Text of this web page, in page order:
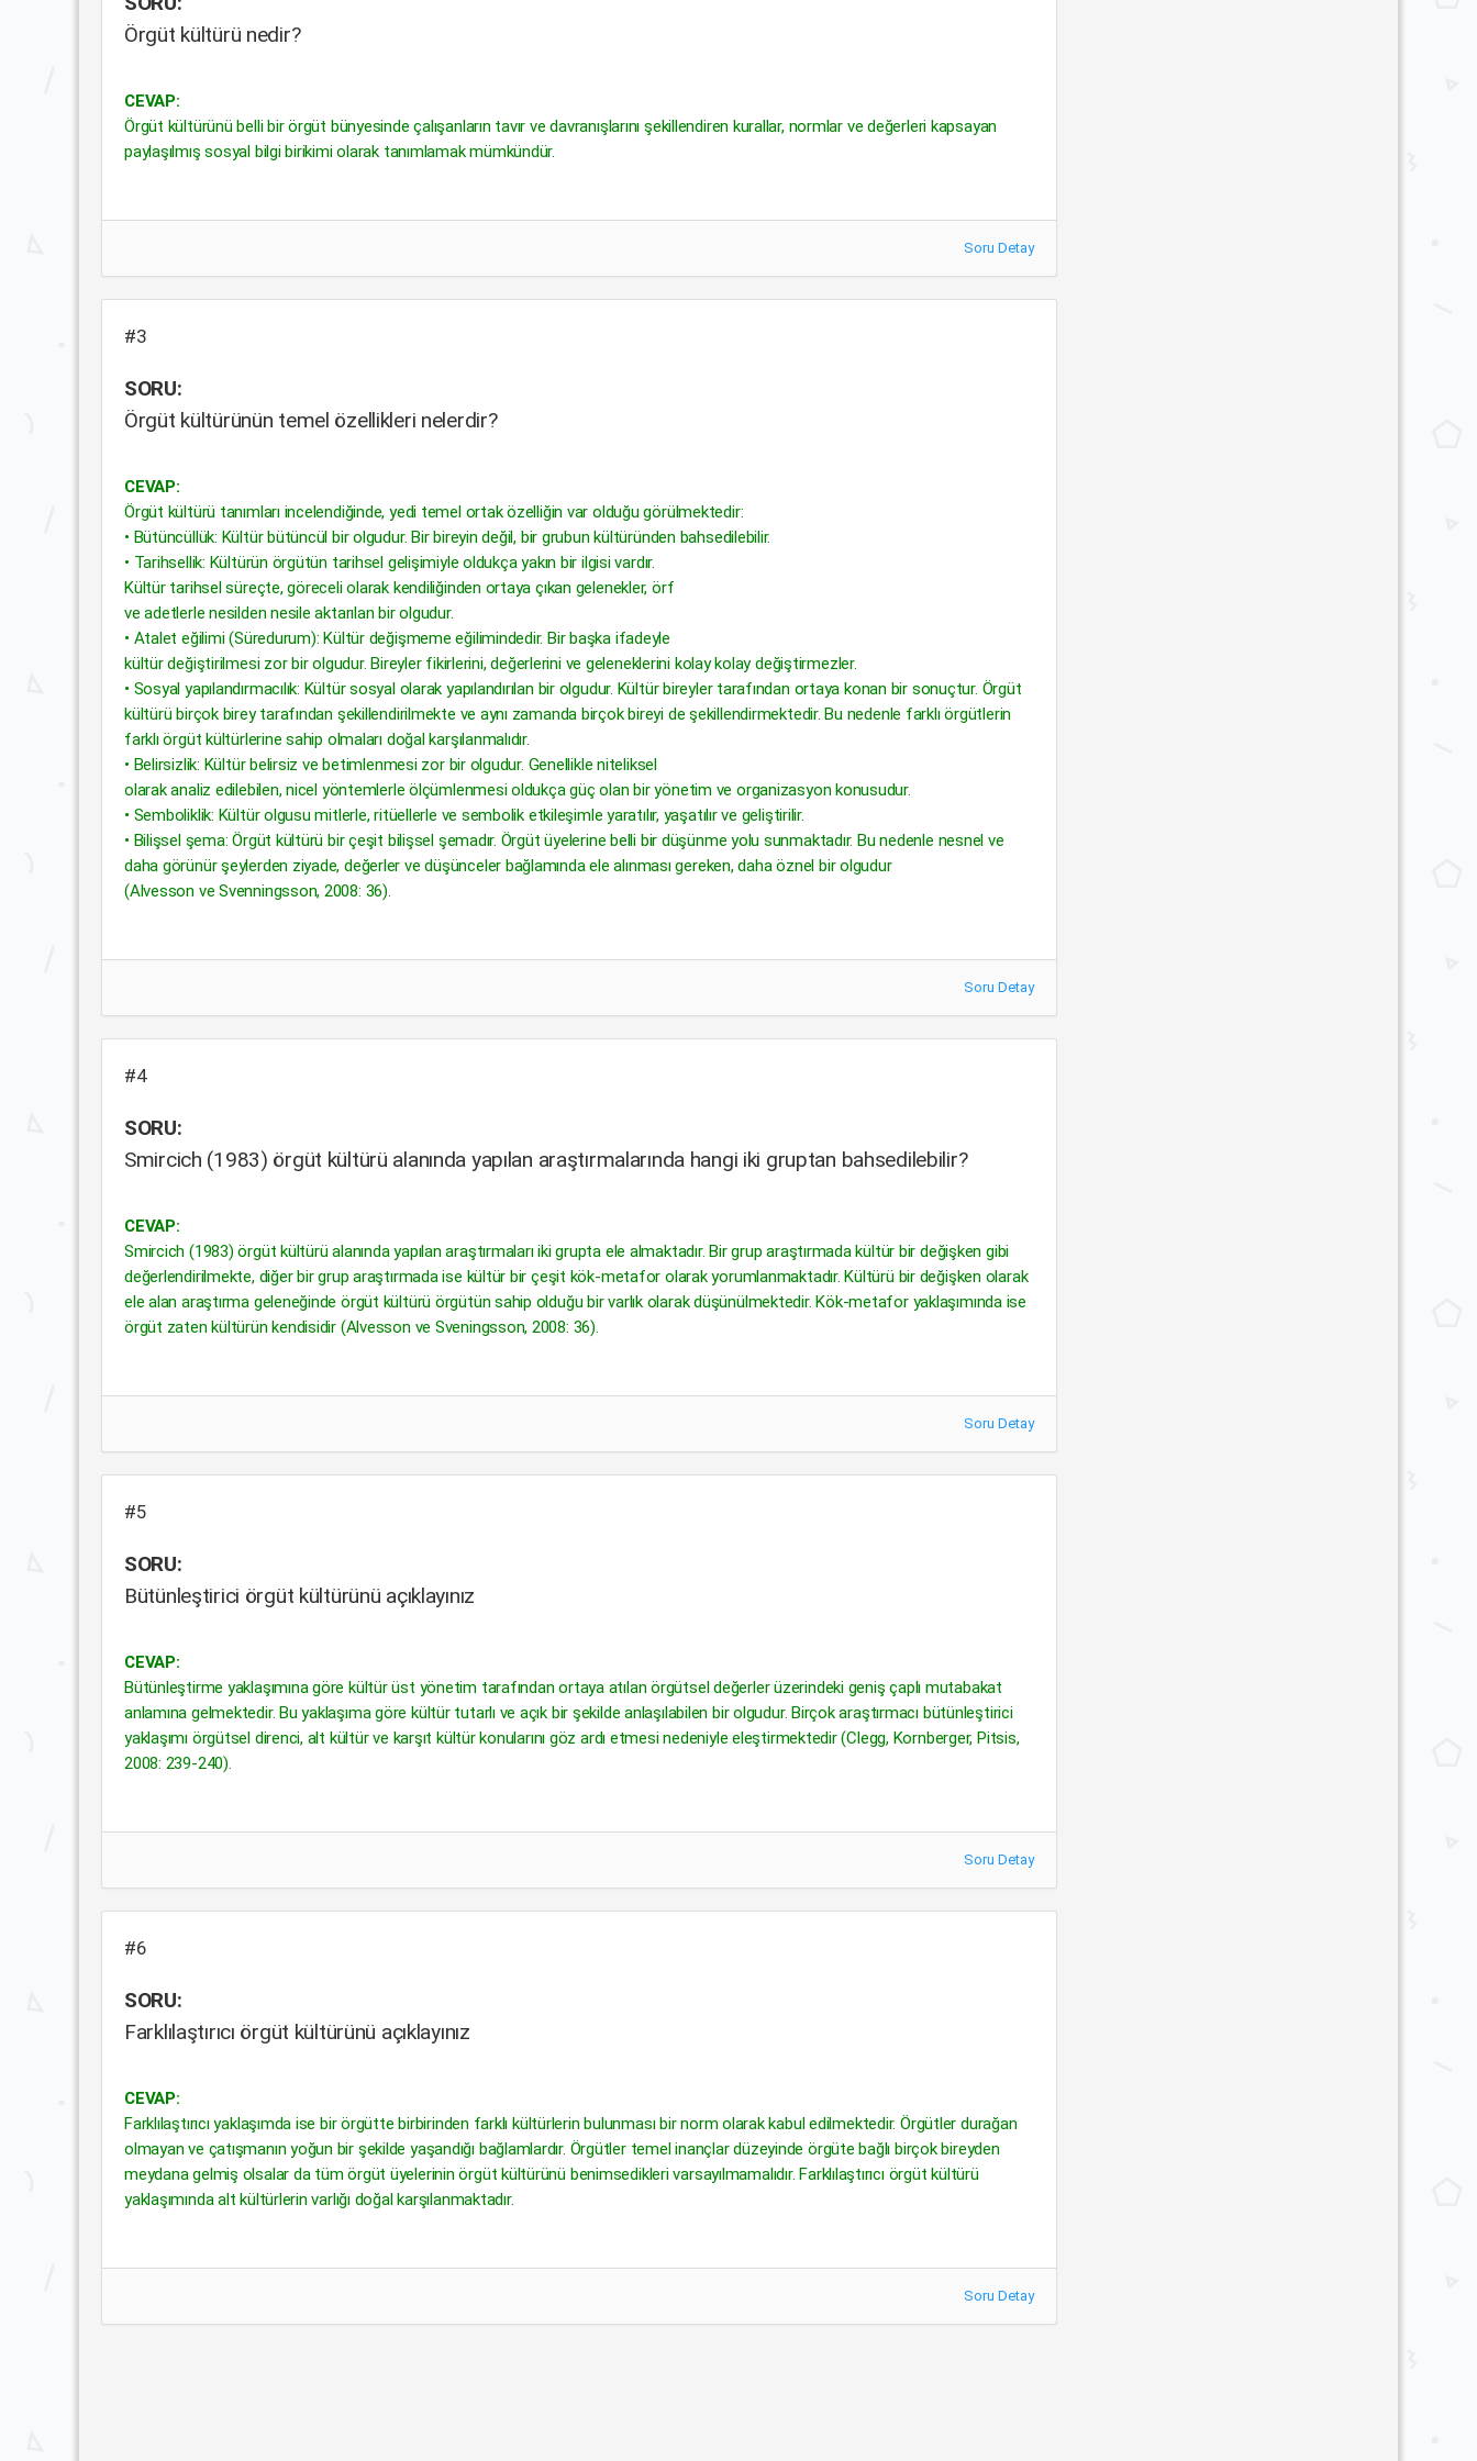
Örgüt kültürü nedir?
CEVAP:
Örgüt kültürünü belli bir örgüt bünyesinde çalışanların tavır ve davranışlarını şekillendiren kurallar, normlar ve değerleri kapsayan
paylaşılmış sosyal bilgi birikimi olarak tanımlamak mümkündür.
Soru Detay
#3
SORU:
Örgüt kültürünün temel özellikleri nelerdir?
CEVAP:
Örgüt kültürü tanımları incelendiğinde, yedi temel ortak özelliğin var olduğu görülmektedir:
• Bütüncüllük: Kültür bütüncül bir olgudur. Bir bireyin değil, bir grubun kültüründen bahsedilebilir.
• Tarihsellik: Kültürün örgütün tarihsel gelişimiyle oldukça yakın bir ilgisi vardır.
Kültür tarihsel süreçte, göreceli olarak kendiliğinden ortaya çıkan gelenekler, örf
ve adetlerle nesilden nesile aktarılan bir olgudur.
• Atalet eğilimi (Süredurum): Kültür değişmeme eğilimindedir. Bir başka ifadeyle
kültür değiştirilmesi zor bir olgudur. Bireyler fikirlerini, değerlerini ve geleneklerini kolay kolay değiştirmezler.
• Sosyal yapılandırmacılık: Kültür sosyal olarak yapılandırılan bir olgudur. Kültür bireyler tarafından ortaya konan bir sonuçtur. Örgüt
kültürü birçok birey tarafından şekillendirilmekte ve aynı zamanda birçok bireyi de şekillendirmektedir. Bu nedenle farklı örgütlerin
farklı örgüt kültürlerine sahip olmaları doğal karşılanmalıdır.
• Belirsizlik: Kültür belirsiz ve betimlenmesi zor bir olgudur. Genellikle niteliksel
olarak analiz edilebilen, nicel yöntemlerle ölçümlenmesi oldukça güç olan bir yönetim ve organizasyon konusudur.
• Semboliklik: Kültür olgusu mitlerle, ritüellerle ve sembolik etkileşimle yaratılır, yaşatılır ve geliştirilir.
• Bilişsel şema: Örgüt kültürü bir çeşit bilişsel şemadır. Örgüt üyelerine belli bir düşünme yolu sunmaktadır. Bu nedenle nesnel ve
daha görünür şeylerden ziyade, değerler ve düşünceler bağlamında ele alınması gereken, daha öznel bir olgudur
(Alvesson ve Svenningsson, 2008: 36).
Soru Detay
#4
SORU:
Smircich (1983) örgüt kültürü alanında yapılan araştırmalarında hangi iki gruptan bahsedilebilir?
CEVAP:
Smircich (1983) örgüt kültürü alanında yapılan araştırmaları iki grupta ele almaktadır. Bir grup araştırmada kültür bir değişken gibi
değerlendirilmekte, diğer bir grup araştırmada ise kültür bir çeşit kök-metafor olarak yorumlanmaktadır. Kültürü bir değişken olarak
ele alan araştırma geleneğinde örgüt kültürü örgütün sahip olduğu bir varlık olarak düşünülmektedir. Kök-metafor yaklaşımında ise
örgüt zaten kültürün kendisidir (Alvesson ve Sveningsson, 2008: 36).
Soru Detay
#5
SORU:
Bütünleştirici örgüt kültürünü açıklayınız
CEVAP:
Bütünleştirme yaklaşımına göre kültür üst yönetim tarafından ortaya atılan örgütsel değerler üzerindeki geniş çaplı mutabakat
anlamına gelmektedir. Bu yaklaşıma göre kültür tutarlı ve açık bir şekilde anlaşılabilen bir olgudur. Birçok araştırmacı bütünleştirici
yaklaşımı örgütsel direnci, alt kültür ve karşıt kültür konularını göz ardı etmesi nedeniyle eleştirmektedir (Clegg, Kornberger, Pitsis,
2008: 239-240).
Soru Detay
#6
SORU:
Farklılaştırıcı örgüt kültürünü açıklayınız
CEVAP:
Farklılaştırıcı yaklaşımda ise bir örgütte birbirinden farklı kültürlerin bulunması bir norm olarak kabul edilmektedir. Örgütler durağan
olmayan ve çatışmanın yoğun bir şekilde yaşandığı bağlamlardır. Örgütler temel inançlar düzeyinde örgüte bağlı birçok bireyden
meydana gelmiş olsalar da tüm örgüt üyelerinin örgüt kültürünü benimsedikleri varsayılmamalıdır. Farklılaştırıcı örgüt kültürü
yaklaşımında alt kültürlerin varlığı doğal karşılanmaktadır.
Soru Detay